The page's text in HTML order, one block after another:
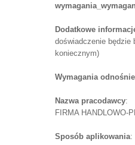
Dodatkowe
doświadczenie będzie
koniecznym)
Wymagania
Nazwa pracodawcy:
FIRMA HANDLOWO-
Sposób aplikowania: